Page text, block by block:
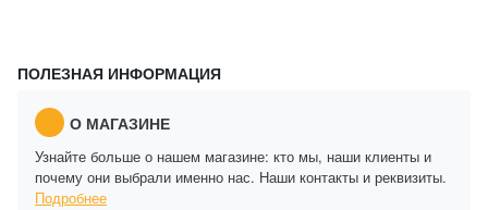
ПОЛЕЗНАЯ ИНФОРМАЦИЯ
О МАГАЗИНЕ
Узнайте больше о нашем магазине: кто мы, наши клиенты и
почему они выбрали именно нас. Наши контакты и реквизиты.
Подробнее